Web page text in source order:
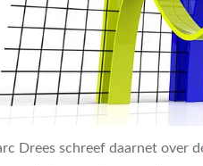
Drees schreef daarnet over